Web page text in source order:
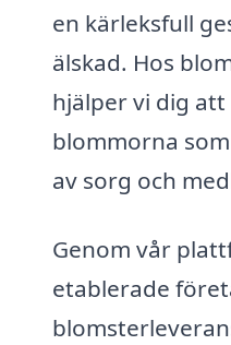
en kärleksfull
älskad. Hos
hjälper vi dig
blommorna
av sorg och
Genom vår
etablerade